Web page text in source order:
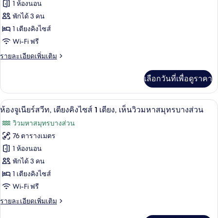
ห้อง
นอน,
ห้อง
มุม
(Oceanfront)
ของ
ห้อง
จู
เนียร์
สวีท,
คิง
ไซส์
1
เตียง,
วิว
ทะเล
1 ห้องนอน
พักได้ 3 คน
1 เตียงคิงไซส์
Wi-Fi ฟรี
รายละเอียดเพิ่มเติม
ราย
เกี่ยว
กับ
ห้อง
เนียร์
สวี
ท,
เตียง
คิง
ไซส์
เตียง,
ทะเล
เลือกวันที่เพื่อดูราคา
เปิด
ภาพถ่าย
ทั้งหมด
ของ
ห้อง
จู
เนียร์
สวีท,
เครื่องนอนระดับพรีเมียม, มินิบาร์, ตู้นิ
7
ห้องจูเนียร์สวีท, เตียงคิงไซส์ 1 เตียง, เห็นวิวมหาสมุทรบางส่วน
วิวมหาสมุทรบางส่วน
76 ตารางเมตร
1 ห้องนอน
พักได้ 3 คน
1 เตียงคิงไซส์
Wi-Fi ฟรี
รายละเอียดเพิ่มเติม
ราย